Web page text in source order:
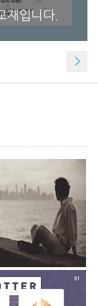
재입니다.
환 세무사